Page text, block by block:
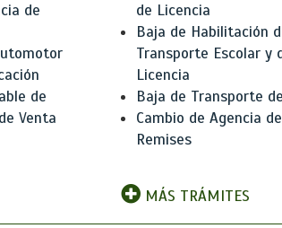
de
de
Venta
de Licencia
Baja de Habilitación
Transporte Escolar y
Licencia
Baja de Transporte
Cambio de Agencia de
Remises
MÁS TRÁMITES